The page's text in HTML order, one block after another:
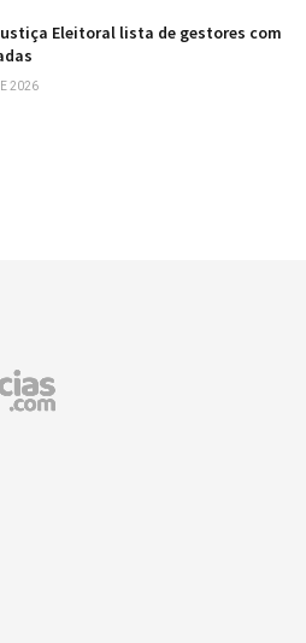
Eleitoral lista de gestores com
2026